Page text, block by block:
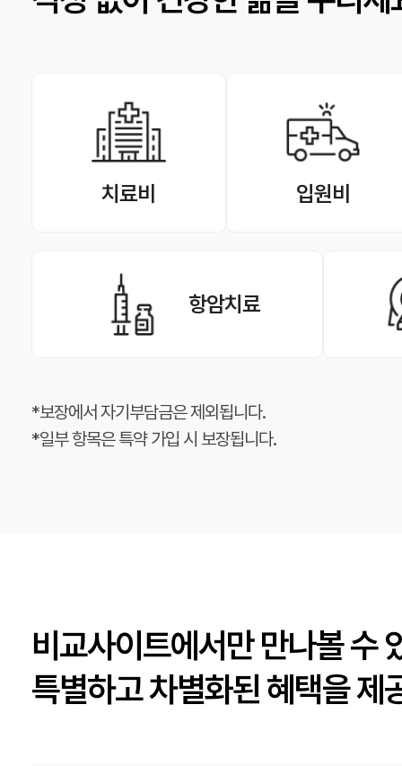
치료비 입원비
항암치료
*보장에서 자기부담금은 제외됩니다.
*일부 항목은 특약 가입 시 보장됩니다.
비교사이트에서만 만나볼 수
특별하고 차별화된 혜택을 제